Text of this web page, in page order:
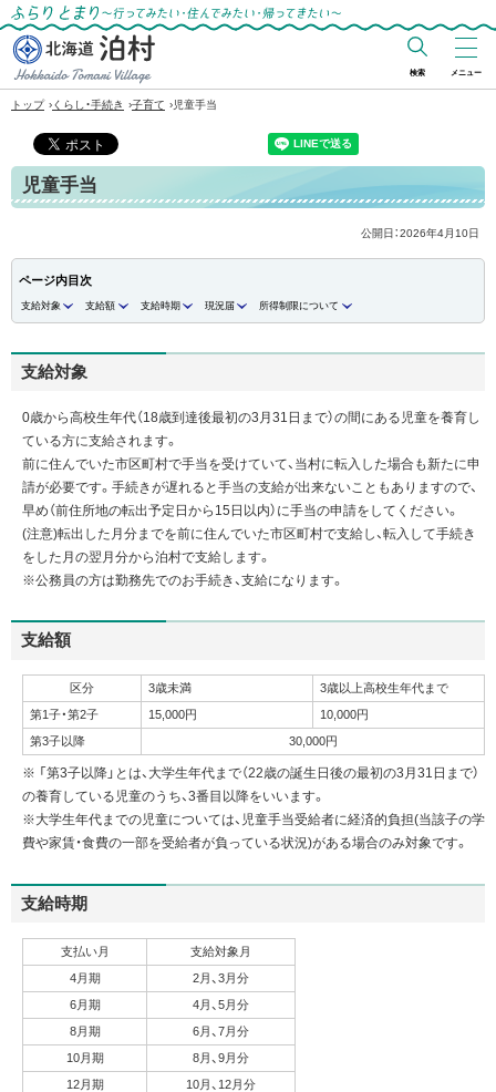
ふらりとまり～行ってみたい・住んでみた
い・帰ってきたい～
北海道 泊村
Village
検索 メニュー
トップ ›くらし・手続き ›子育て ›児童手当
児童手当
公開日：2026年4月10日
ページ内目次
支給対象 支給額 支給時期 現況届 所得制限について
支給対象
0歳から高校生年代（18歳到達後最初の3月31日まで）の間にある児童を養育し
ている方に支給されます。
前に住んでいた市区町村で手当を受けていて、当村に転入した場合も新たに申
請が必要です。手続きが遅れると手当の支給が出来ないこともありますので、
早め（前住所地の転出予定日から15日以内）に手当の申請をしてください。
(注意)転出した月分までを前に住んでいた市区町村で支給し、転入して手続き
をした月の翌月分から泊村で支給します。
※公務員の方は勤務先でのお手続き、支給になります。
支給額
区分 3歳未満
3歳以上高校生年代まで
第1子・第2子
15,000円
10,000円
第3子以降
30,000円
※ 「第3子以降」とは、大学生年代まで（22歳の誕生日後の最初の3月31日まで）
の養育している児童のうち、3番目以降をいいます。
※大学生年代までの児童については、児童手当受給者に経済的負担(当該子の学
費や家賃・食費の一部を受給者が負っている状況)がある場合のみ対象です。
支給時期
支払い月
支給対象月
4月期
2月、3月分
6月期
4月、5月分
8月期
6月、7月分
10月期
8月、9月分
12月期
10月、12月分